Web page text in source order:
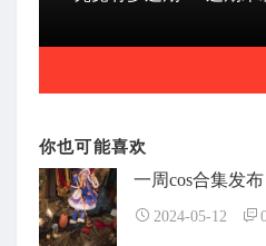
你也可能喜欢
一周cos合集发
2024-05-12